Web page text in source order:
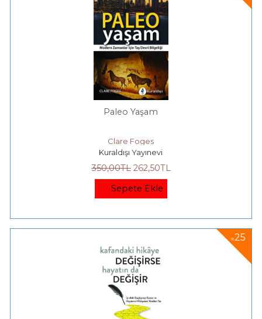
Paleo Yaşam
Clare Foges
Kuraldışı Yayınevi
350,00TL 262,50TL
Sepete Ekle
%25